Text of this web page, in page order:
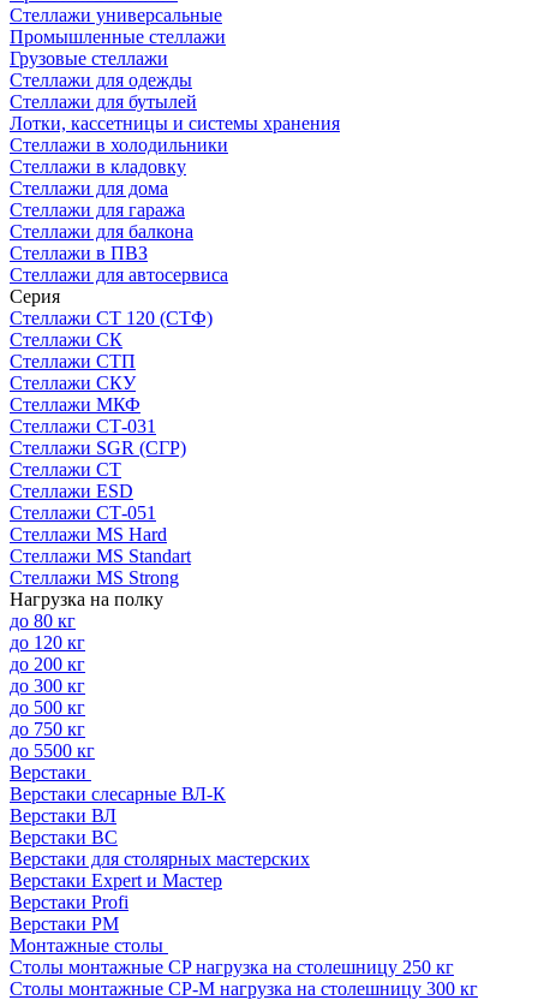
Стеллажи универсальные
Промышленные стеллажи
Грузовые стеллажи
Стеллажи для одежды
Стеллажи для бутылей
Лотки, кассетницы и системы хранения
Стеллажи в холодильники
Стеллажи в кладовку
Стеллажи для дома
Стеллажи для гаража
Стеллажи для балкона
Стеллажи в ПВЗ
Стеллажи для автосервиса
Серия
Стеллажи СТ 120 (СТФ)
Стеллажи СК
Стеллажи СТП
Стеллажи СКУ
Стеллажи МКФ
Стеллажи СТ-031
Стеллажи SGR (СГР)
Стеллажи СТ
Стеллажи ESD
Стеллажи СТ-051
Стеллажи MS Hard
Стеллажи MS Standart
Стеллажи MS Strong
Нагрузка на полку
до 80 кг
до 120 кг
до 200 кг
до 300 кг
до 500 кг
до 750 кг
до 5500 кг
Верстаки
Верстаки слесарные ВЛ-К
Верстаки ВЛ
Верстаки ВС
Верстаки для столярных мастерских
Верстаки Expert и Мастер
Верстаки Profi
Верстаки РМ
Монтажные столы
Столы монтажные СP нагрузка на столешницу 250 кг
Столы монтажные СР-М нагрузка на столешницу 300 кг